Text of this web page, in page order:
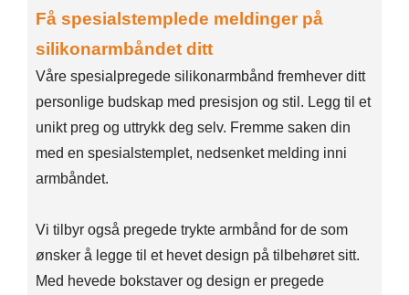
Få spesialstemplede meldinger på
silikonarmbåndet ditt
Våre spesialpregede silikonarmbånd fremhever ditt
personlige budskap med presisjon og stil. Legg til et
unikt preg og uttrykk deg selv. Fremme saken din
med en spesialstemplet, nedsenket melding inni
armbåndet.
Vi tilbyr også pregede trykte armbånd for de som
ønsker å legge til et hevet design på tilbehøret sitt.
Med hevede bokstaver og design er pregede